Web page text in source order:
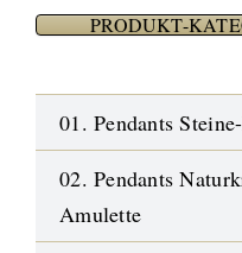
PRODUKT-
01. Pendants
02. Pendants
Amulette